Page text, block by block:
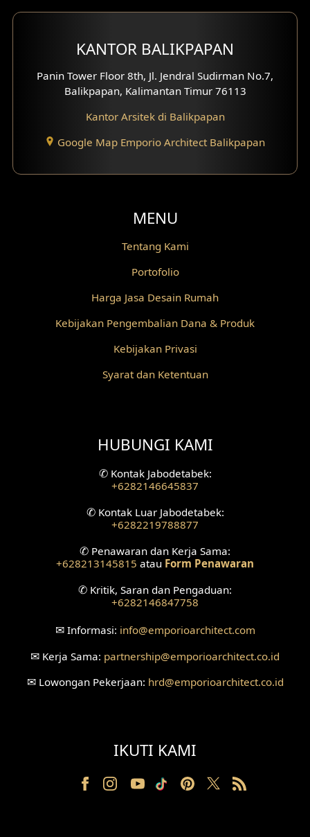
Fasad Rumah Villa Bali
Desain Split Level
Desain Wallpanel
Desain Wallpaper
Desain Grill Kayu
Desain Railing
Desain Pilar
Desain Interior Villa
Desain Plafon
Desain Ruang Tunggu
Desain Ruang Perawatan
Desain Eksterior Klinik
KANTOR BALIKPAPAN
Panin Tower Floor 8th, Jl. Jendral Sudirman No.7,
Balikpapan, Kalimantan Timur 76113
Kantor Arsitek di Balikpapan
Google Map Emporio Architect Balikpapan
MENU
Tentang Kami
Portofolio
Harga Jasa Desain Rumah
Kebijakan Pengembalian Dana & Produk
Kebijakan Privasi
Syarat dan Ketentuan
HUBUNGI KAMI
✆Kontak Jabodetabek:
+6282146645837
✆Kontak Luar Jabodetabek:
+6282219788877
✆ Penawaran dan Kerja Sama:
+628213145815 atau Form Penawaran
✆ Kritik, Saran dan Pengaduan:
+6282146847758
✉Informasi: info@emporioarchitect.com
✉ Kerja Sama: partnership@emporioarchitect.co.id
✉Lowongan Pekerjaan: hrd@emporioarchitect.co.id
IKUTI KAMI